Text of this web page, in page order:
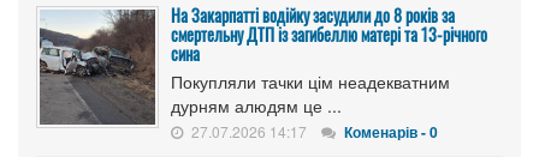
На Закарпатті водійку засудили до 8 років за
смертельну ДТП із загибеллю матері та 13-річного
сина
Покупляли тачки цім неадекватним
дурням алюдям це ...
27.07.2026 14:17 Коменарів - 0